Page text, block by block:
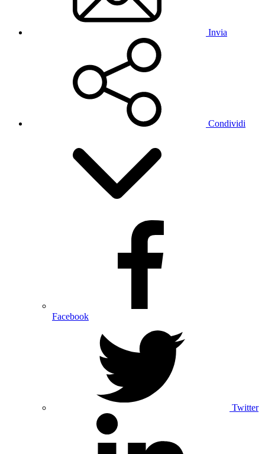
Invia
Condividi
Facebook
Twitter